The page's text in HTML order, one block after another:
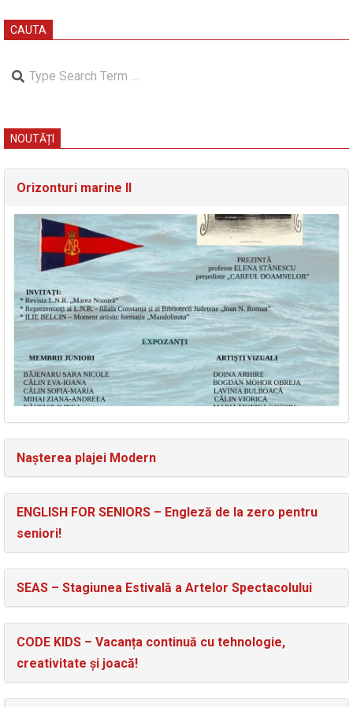
CAUTA
Search
NOUTĂȚI
Orizonturi marine II
Nașterea plajei Modern
ENGLISH FOR SENIORS – Engleză de la zero pentru
seniori!
SEAS – Stagiunea Estivală a Artelor Spectacolului
CODE KIDS – Vacanța continuă cu tehnologie,
creativitate și joacă!